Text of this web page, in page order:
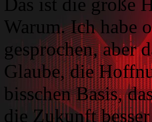
Das ist die große
Warum. Ich habe
gesprochen, aber
Glaube, die
bisschen Basis,
die Zukunft